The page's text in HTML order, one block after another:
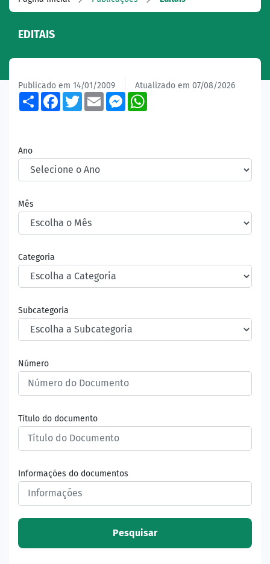
EDITAIS
Publicado em 14/01/2009 Atualizado em 07/08/2026
ShareFacebook
TwitterEmailMessenger
Ano
Mês
Categoria
Subcategoria
Número
Título do documento
Informações do documentos
Pesquisar